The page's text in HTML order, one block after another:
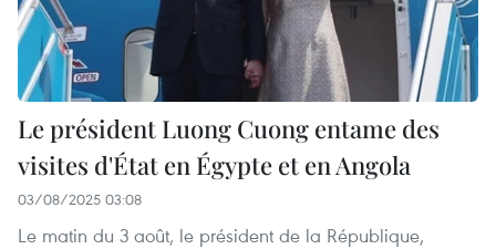
Le président Luong Cuong entame des
visites d'État en Égypte et en Angola
03/08/2025 03:08
Le matin du 3 août, le président de la République,